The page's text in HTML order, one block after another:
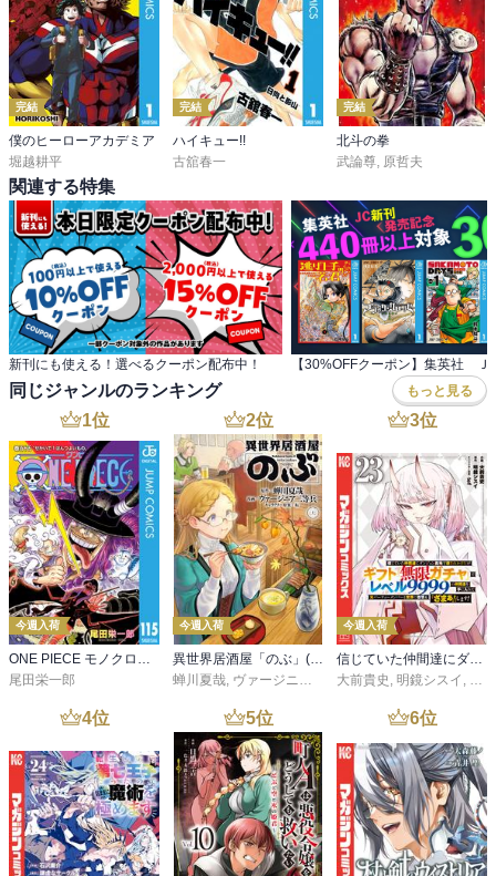
完結
僕のヒーローアカデミア
堀越耕平
完結
ハイキュー!!
古舘春一
完結
北斗の拳
武論尊 原哲夫
関連する特集
新刊にも使える！選べるクーポン配布中！
同じジャンルのランキング もっと見る
1位
今週入荷
ONE PIECE モノクロ版 115
尾田栄一郎
2位
今週入荷
異世界居酒屋「のぶ」(22)
蝉川夏哉, ヴァージニア二等兵 ,転
3位
今週入荷
信じていた仲間達にダンジョン奥地で殺されかけたがギフト『無限ガチャ』でレベル９９９９の仲間達を手に入れて元パーティーメンバーと世界に復讐＆『ざまぁ！』します！（２３）
大前貴史 , 明鏡シスイ , ｔ
4位 5位 6位